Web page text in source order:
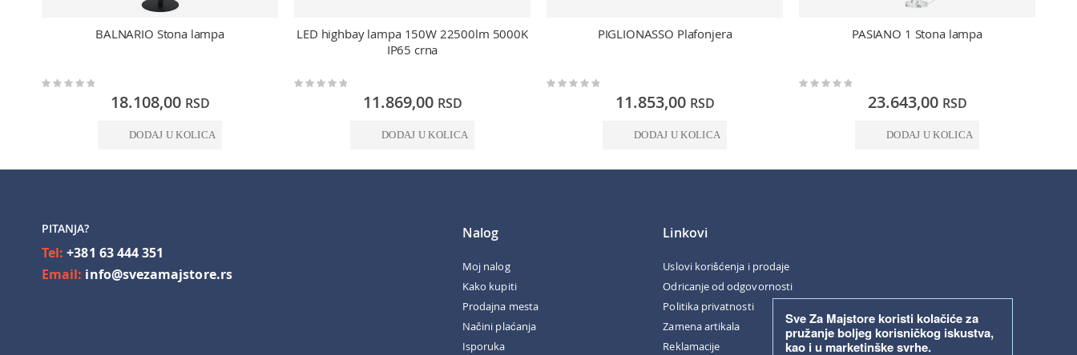
Sve Za Majstore koristi kolačiće za
pružanje boljeg korisničkog iskustva,
kao i u marketinške svrhe.
BALNARIO Stona lampa
Rating:
18.108,00 RSD
DODAJ U KOLICA
LED highbay lampa 150W 22500lm 5000K
IP65 crna
Rating:
11.869,00 RSD
DODAJ U KOLICA
PIGLIONASSO Plafonjera
Rating:
11.853,00 RSD
DODAJ U KOLICA
PASIANO 1 Stona lampa
Rating:
23.643,00 RSD
DODAJ U KOLICA
PITANJA?
Tel:+381 63 444 351
Email: info@svezamajstore.rs
Nalog
Moj nalog
Kako kupiti
Prodajna mesta
Načini plaćanja
Isporuka
Linkovi
Uslovi korišćenja i prodaje
Odricanje od odgovornosti
Politika privatnosti
Zamena artikala
Reklamacije